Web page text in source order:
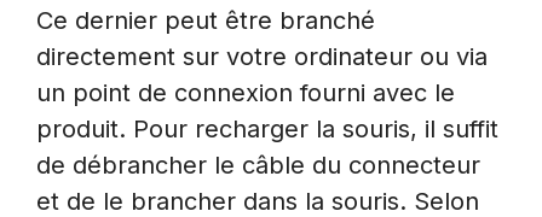
Ce dernier peut être branché
directement sur votre ordinateur ou via
un point de connexion fourni avec le
produit. Pour recharger la souris, il suffit
de débrancher le câble du connecteur
et de le brancher dans la souris. Selon